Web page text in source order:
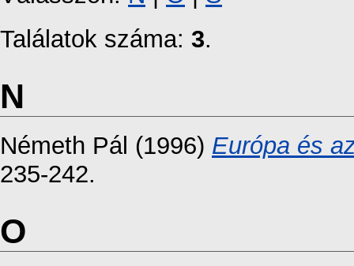
Találatok száma: 3.
N
Németh Pál (1996) Európa és
235-242.
O